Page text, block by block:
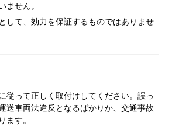
ません。
して、効力を保証するものではありませ
従って正しく取付けしてください。誤っ
送車両法違反となるばかりか、交通事故
ます。